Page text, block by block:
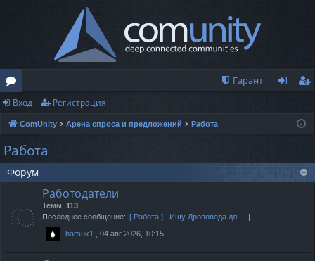
о
ру
м
ы
Гарант
ис
ац
Вход Регистрация
ComUnity Арена спроса и предложений Работа
Работа
Форум
Работодатели
Темы: 113
Последнее сообщение: [ Работа ] Ищу Дроповода дл…
barsuk1 , 04 авг 2026, 10:15